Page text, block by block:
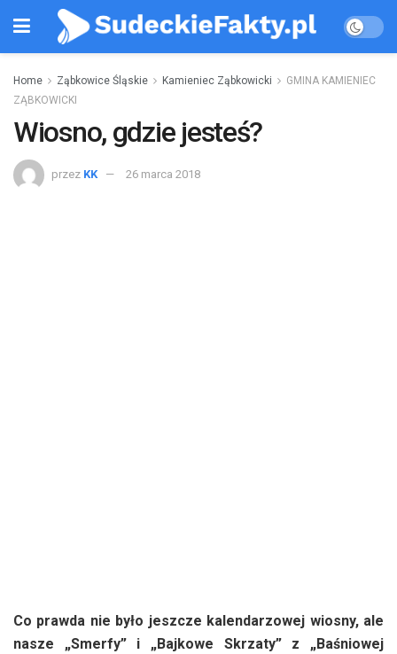
Home Ząbkowice Śląskie Kamieniec Ząbkowicki
GMINA KAMIENIEC
ZĄBKOWICKI
Wiosno, gdzie jesteś?
przez KK 26 marca 2018
Co prawda nie było jeszcze kalendarzowej wiosny, ale
nasze „Smerfy” i „Bajkowe Skrzaty” z „Baśniowej